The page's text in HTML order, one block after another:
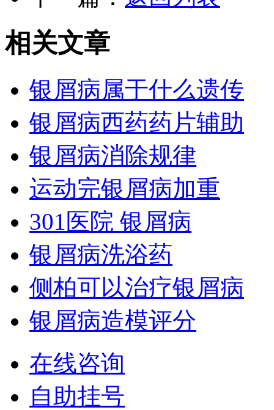
相关文章
银屑病属于什么遗传
银屑病西药药片辅助
银屑病消除规律
运动完银屑病加重
301医院 银屑病
银屑病洗浴药
侧柏可以治疗银屑病
银屑病造模评分
在线咨询
自助挂号